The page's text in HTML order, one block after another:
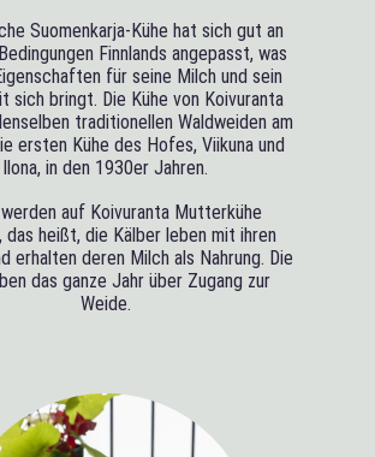
Suomenkarja-Kühe hat sich gut an
Finnlands angepasst, was
für seine Milch und sein
sich bringt. Die Kühe von Koivuranta
traditionellen Waldweiden am
ersten Kühe des Hofes, Viikuna und
Ilona, in den 1930er Jahren.
auf Koivuranta Mutterkühe
das heißt, die Kälber leben mit ihren
erhalten deren Milch als Nahrung. Die
das ganze Jahr über Zugang zur
Weide.